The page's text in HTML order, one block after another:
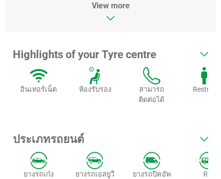
View more
Highlights of your Tyre centre
อินเทอร์เน็ต ห้องรับรอง
สามารถ
ติดต่อได้
ประเภทรถยนต์
ยางรถเก๋ง ยางรถเอสยูวี
ยางรถปิคอัพ
RV